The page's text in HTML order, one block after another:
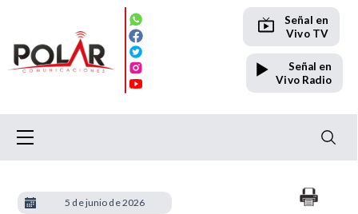
Señal en
Vivo TV
Señal en
Vivo Radio
5 de junio de 2026